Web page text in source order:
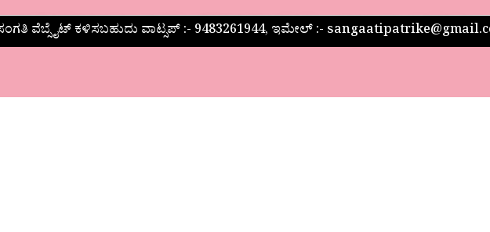
ವೆಬ್ಸೈಟ್ ಕಳಿಸಬಹುದು ವಾಟ್ಸಪ್‌ :- 9483261944, ಇಮೇಲ್ :-